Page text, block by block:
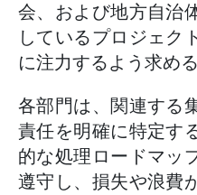
会、および地方自治
しているプロジェク
に注力するよう求め
各部門は、関連する
責任を明確に特定す
的な処理ロードマッ
遵守し、損失や浪費